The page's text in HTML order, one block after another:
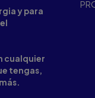
y para
cualquier
tengas,